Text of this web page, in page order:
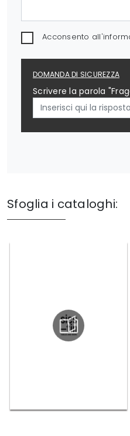
Acconsento
DOMANDA DI SICUREZZA
Scrivere la parola
Sfoglia i cataloghi: